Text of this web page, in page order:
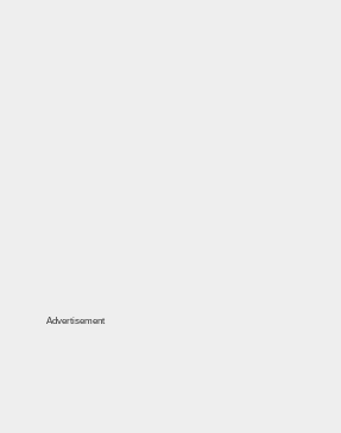
Advertisement